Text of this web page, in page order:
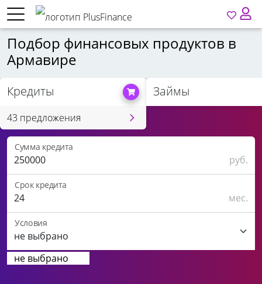
Подбор финансовых продуктов в
Армавире
Кредиты
43 предложения
Займы
Сумма кредита
руб.
Срок кредита
мес.
не выбрано
Условия